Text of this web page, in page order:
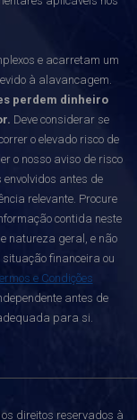
e acarretam um
à alavancagem.
perdem dinheiro
Deve considerar se
o elevado risco de
o nosso aviso de risco
antes de
relevante. Procure
contida neste
natureza geral, e não
financeira ou
e Condições
antes de
para si.
direitos reservados à